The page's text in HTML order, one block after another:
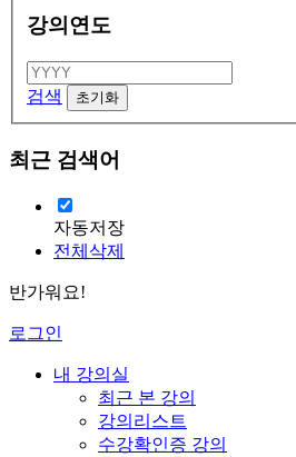
강의연도
검색
최근 검색어
자동저장
전체삭제
반가워요!
로그인
내 강의실
최근 본 강의
강의리스트
수강확인증 강의